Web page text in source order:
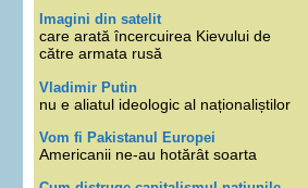
Imagini din satelit
care arată încercuirea Kievului de
către armata rusă
Vladimir Putin
nu e aliatul ideologic al naționaliștilor
Vom fi Pakistanul Europei
Americanii ne-au hotărât soarta